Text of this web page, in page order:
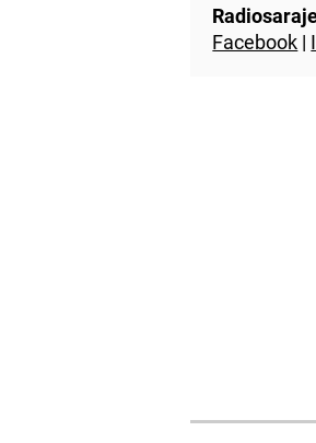
Facebook |